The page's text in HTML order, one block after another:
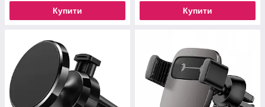
Купити Купити